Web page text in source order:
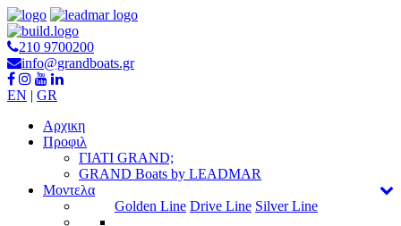
210 9700200
info@grandboats.gr
EN | GR
Αρχικη
Προφιλ
ΓΙΑΤΙ GRAND;
GRAND Boats by LEADMAR
Μοντελα
Golden Line Drive Line Silver Line